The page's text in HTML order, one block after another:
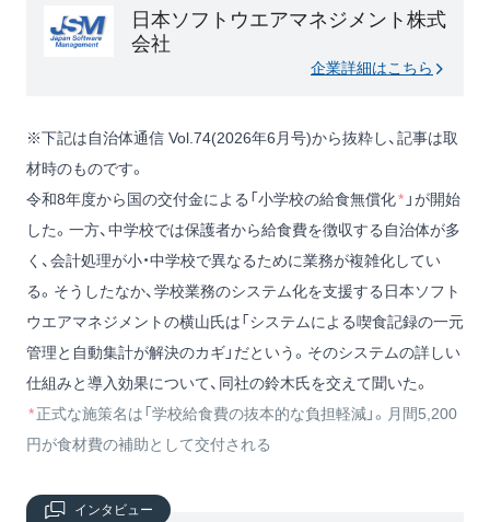
日本ソフトウエアマネジメント株式
会社
企業詳細はこちら
※下記は自治体通信 Vol.74(2026年6月号)から抜粋し、記事は取
材時のものです。
令和8年度から国の交付金による「小学校の給食無償化* 」が開始
した。一方、中学校では保護者から給食費を徴収する自治体が多
く、会計処理が小・中学校で異なるために業務が複雑化してい
る。そうしたなか、学校業務のシステム化を支援する日本ソフト
ウエアマネジメントの横山氏は「システムによる喫食記録の一元
管理と自動集計が解決のカギ」だという。そのシステムの詳しい
仕組みと導入効果について、同社の鈴木氏を交えて聞いた。
*正式な施策名は「学校給食費の抜本的な負担軽減」。月間5,200
円が食材費の補助として交付される
インタビュー